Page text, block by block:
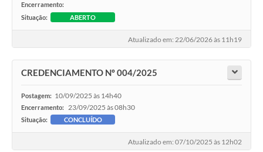
Coleta de exames laboratoriais
FAQ / Perguntas e Respostas Frequentes
Encerramento:
Situação:
ABERTO
Atualizado em: 22/06/2026 às 11h19
CREDENCIAMENTO Nº 004/2025
Postagem: 10/09/2025 às 14h40
Encerramento: 23/09/2025 às 08h30
Situação: CONCLUÍDO
Atualizado em: 07/10/2025 às 12h02